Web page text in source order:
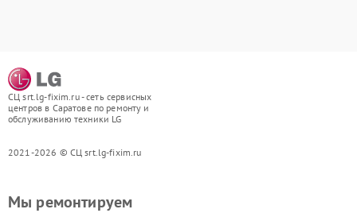
СЦ srt.lg-fixim.ru - сеть сервисных
центров в Саратове по ремонту и
обслуживанию техники LG
2021-2026 © СЦ srt.lg-fixim.ru
Мы ремонтируем